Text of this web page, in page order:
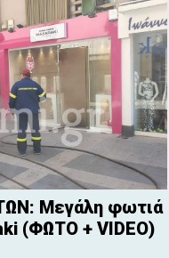
Μεγάλη φωτιά
(ΦΩΤΟ + VIDEO)